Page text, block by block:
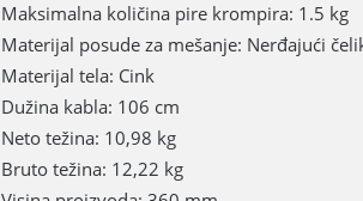
Maksimalna količina pire krompira: 1.5 kg
Materijal posude za mešanje: Nerđajući
Materijal tela: Cink
Dužina kabla: 106 cm
Neto težina: 10,98 kg
Bruto težina: 12,22 kg